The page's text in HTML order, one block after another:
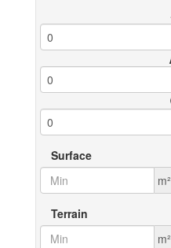
Surface
m²
Terrain
m²